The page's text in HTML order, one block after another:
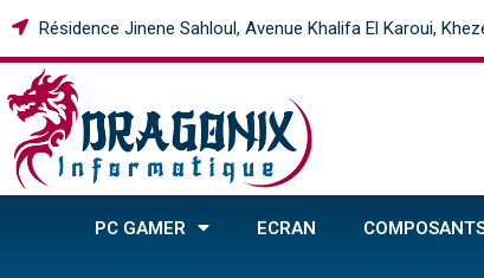
Résidence Jinene Sahloul, Avenue Khalifa El Karoui,
PC GAMER ECRAN